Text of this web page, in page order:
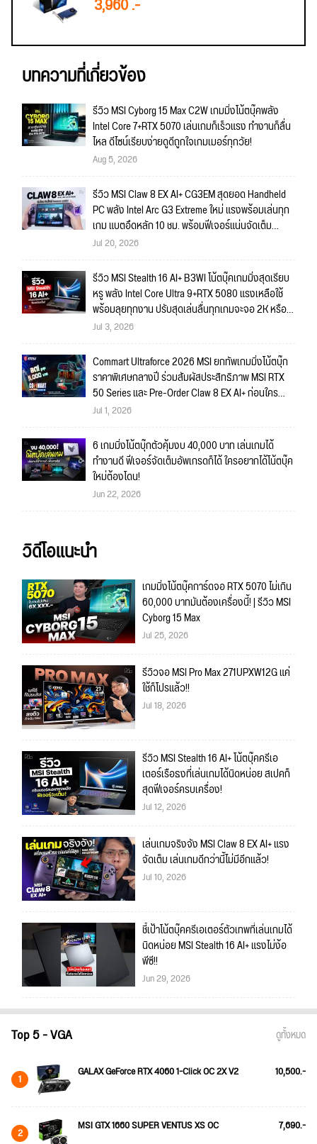
บทความที่เกี่ยวข้อง
รีวิว MSI Cyborg 15 Max C2W เกมมิ่งโน้ตบุ๊คพลัง
Intel Core 7+RTX 5070 เล่นเกมก็เร็วแรง ทำงานก็ลื่น
ไหล ดีไซน์เรียบง่ายดูดีถูกใจเกมเมอร์ทุกวัย!
Aug 5, 2026
รีวิว MSI Claw 8 EX AI+ CG3EM สุดยอด Handheld
PC พลัง Intel Arc G3 Extreme ใหม่ แรงพร้อมเล่นทุก
เกม แบตอึดหลัก 10 ชม. พร้อมฟีเจอร์แน่นจัดเต็ม
ถึงใจ!!
Jul 20, 2026
รีวิว MSI Stealth 16 AI+ B3WI โน้ตบุ๊คเกมมิ่งสุดเรียบ
หรู พลัง Intel Core Ultra 9+RTX 5080 แรงเหลือใช้
พร้อมลุยทุกงาน ปรับสุดเล่นลื่นทุกเกมจะจอ 2K หรือ
4K ก็สบายมาก!!
Jul 3, 2026
Commart Ultraforce 2026 MSI ยกทัพเกมมิ่งโน้ตบุ๊ก
ราคาพิเศษกลางปี ร่วมสัมผัสประสิทธิภาพ MSI RTX
50 Series และ Pre-Order Claw 8 EX AI+ ก่อนใคร
พร้อมของรางวัลเข้าร่วมกิจกรรมในงาน!
Jul 1, 2026
6 เกมมิ่งโน้ตบุ๊กตัวคุ้มงบ 40,000 บาท เล่นเกมได้
ทำงานดี ฟีเจอร์จัดเต็มอัพเกรดก็ได้ ใครอยากได้โน้ตบุ๊ค
ใหม่ต้องโดน!
Jun 22, 2026
วิดีโอแนะนำ
เกมมิ่งโน้ตบุ๊คการ์ดจอ RTX 5070 ไม่เกิน
60,000 บาทมันต้องเครื่องนี้! | รีวิว MSI
Cyborg 15 Max
Jul 25, 2026
รีวิวจอ MSI Pro Max 271UPXW12G แค่
ใช้ก็โปรแล้ว!!
Jul 18, 2026
รีวิว MSI Stealth 16 AI+ โน้ตบุ๊คครีเอ
เตอร์เรือธงที่เล่นเกมได้นิดหน่อย สเปคก็
สุดฟีเจอร์ครบเครื่อง!
Jul 12, 2026
เล่นเกมจริงจัง MSI Claw 8 EX AI+ แรง
จัดเต็ม เล่นเกมดีกว่านี้ไม่มีอีกแล้ว!
Jul 10, 2026
ชี้เป้าโน้ตบุ๊คครีเอเตอร์ตัวเทพที่เล่นเกมได้
นิดหน่อย MSI Stealth 16 AI+ แรงไม่ง้อ
พีซี!!
Jun 29, 2026
Top 5 - VGA ดูทั้งหมด
1 GALAX GeForce RTX 4060 1-Click OC 2X V2 10,500.-
2 MSI GTX 1660 SUPER VENTUS XS OC 7,690.-